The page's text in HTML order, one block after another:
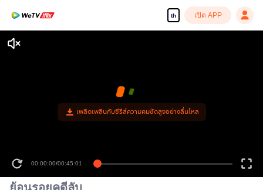
th เปิด APP
เพลิดเพลินกับซีรีส์ความคมชัดสูงอย่างลื่นไหล
00:00:00/00:45:01